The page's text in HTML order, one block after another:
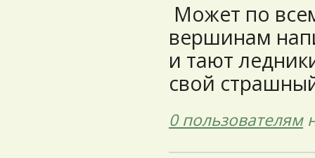
Может по
вершинам
и тают
свой
0 пользователям